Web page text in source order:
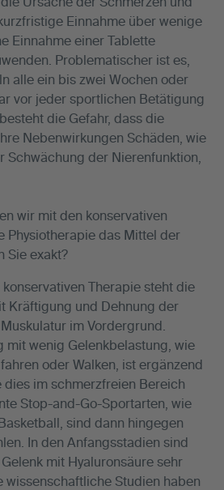
Ursache der Schmerzen und
Einnahme über wenige
Einnahme einer Tablette
Problematischer ist es,
alle ein bis zwei Wochen oder
vor jeder sportlichen Betätigung
die Gefahr, dass die
Nebenwirkungen Schäden, wie
Schwächung der Nierenfunktion,
wir mit den konservativen
Physiotherapie das Mittel der
Sie exakt?
konservativen Therapie steht die
Kräftigung und Dehnung der
im Vordergrund.
mit wenig Gelenkbelastung, wie
oder Walken, ist ergänzend
dies im schmerzfreien Bereich
Stop-and-Go-Sportarten, wie
sind dann hingegen
In den Anfangsstadien sind
mit Hyaluronsäure sehr
wissenschaftliche Studien haben